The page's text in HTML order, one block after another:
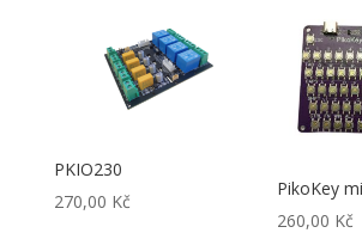
PKIO230
270,00 Kč
PikoKey
260,00 Kč